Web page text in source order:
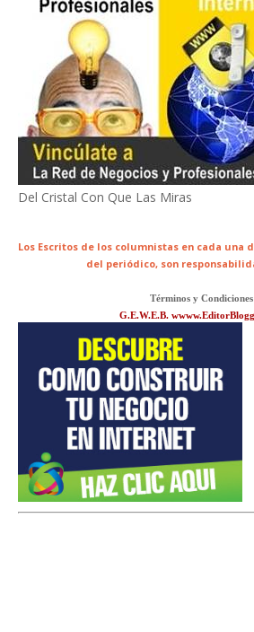
Del Cristal Con Que Las Miras
Los Escritos de los columnistas en cada una
del periódico, son
Términos y Condiciones
G.E.W.E.B.